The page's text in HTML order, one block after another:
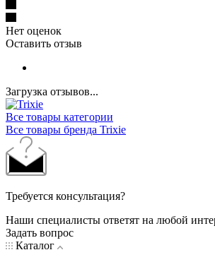
Нет оценок
Оставить отзыв
Загрузка отзывов...
Все товары категории
Все товары бренда Trixie
Требуется консультация?
Наши специалисты ответят на любой
Задать вопрос
Каталог